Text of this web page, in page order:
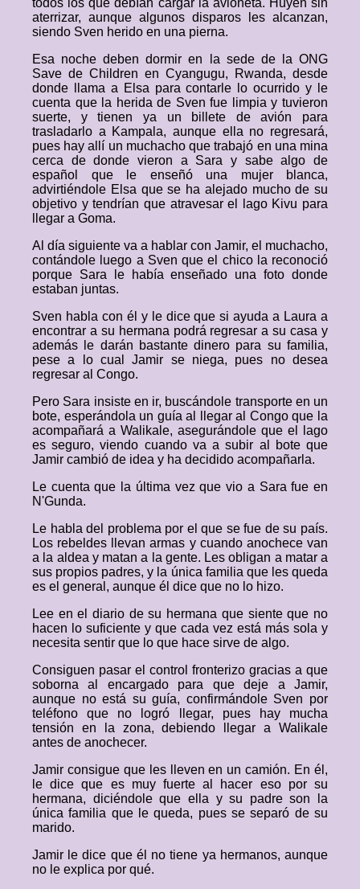
todos los que debían cargar la avioneta. Huyen sin
aterrizar, aunque algunos disparos les alcanzan,
siendo Sven herido en una pierna.
Esa noche deben dormir en la sede de la ONG
Save de Children en Cyangugu, Rwanda, desde
donde llama a Elsa para contarle lo ocurrido y le
cuenta que la herida de Sven fue limpia y tuvieron
suerte, y tienen ya un billete de avión para
trasladarlo a Kampala, aunque ella no regresará,
pues hay allí un muchacho que trabajó en una mina
cerca de donde vieron a Sara y sabe algo de
español que le enseñó una mujer blanca,
advirtiéndole Elsa que se ha alejado mucho de su
objetivo y tendrían que atravesar el lago Kivu para
llegar a Goma.
Al día siguiente va a hablar con Jamir, el muchacho,
contándole luego a Sven que el chico la reconoció
porque Sara le había enseñado una foto donde
estaban juntas.
Sven habla con él y le dice que si ayuda a Laura a
encontrar a su hermana podrá regresar a su casa y
además le darán bastante dinero para su familia,
pese a lo cual Jamir se niega, pues no desea
regresar al Congo.
Pero Sara insiste en ir, buscándole transporte en un
bote, esperándola un guía al llegar al Congo que la
acompañará a Walikale, asegurándole que el lago
es seguro, viendo cuando va a subir al bote que
Jamir cambió de idea y ha decidido acompañarla.
Le cuenta que la última vez que vio a Sara fue en
N'Gunda.
Le habla del problema por el que se fue de su país.
Los rebeldes llevan armas y cuando anochece van
a la aldea y matan a la gente. Les obligan a matar a
sus propios padres, y la única familia que les queda
es el general, aunque él dice que no lo hizo.
Lee en el diario de su hermana que siente que no
hacen lo suficiente y que cada vez está más sola y
necesita sentir que lo que hace sirve de algo.
Consiguen pasar el control fronterizo gracias a que
soborna al encargado para que deje a Jamir,
aunque no está su guía, confirmándole Sven por
teléfono que no logró llegar, pues hay mucha
tensión en la zona, debiendo llegar a Walikale
antes de anochecer.
Jamir consigue que les lleven en un camión. En él,
le dice que es muy fuerte al hacer eso por su
hermana, diciéndole que ella y su padre son la
única familia que le queda, pues se separó de su
marido.
Jamir le dice que él no tiene ya hermanos, aunque
no le explica por qué.